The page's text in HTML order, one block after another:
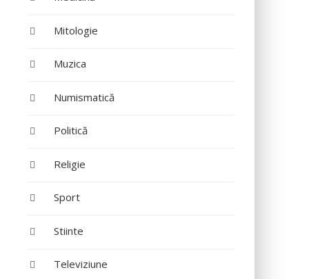
Mitologie
Muzica
Numismatică
Politică
Religie
Sport
Stiinte
Televiziune